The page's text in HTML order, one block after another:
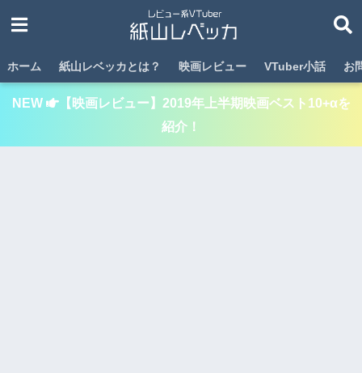
ホーム 紙山レベッカとは？ 映画レビュー VTuber小話 お
NEW
【映画レビュー】2019年上半期映画ベスト10+αを
紹介！